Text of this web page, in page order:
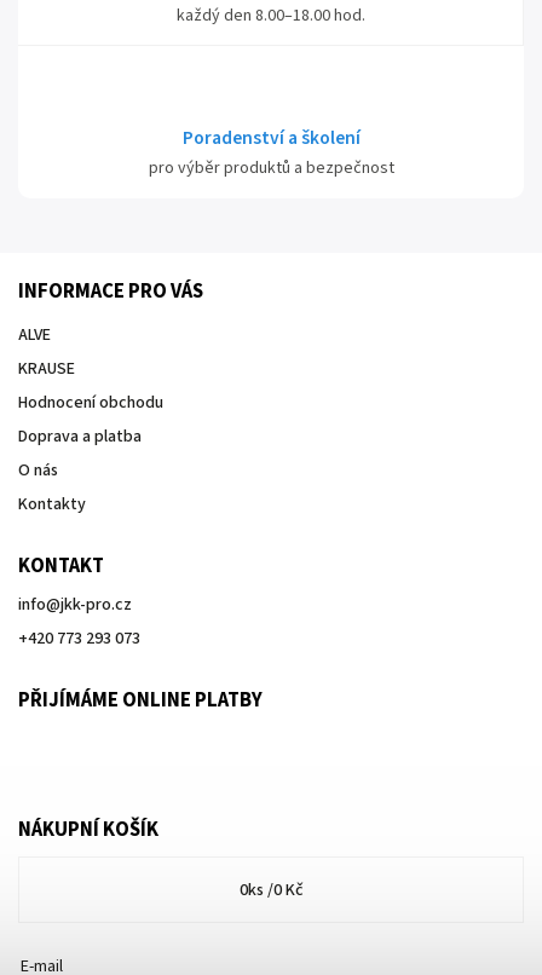
každý den 8.00–18.00 hod.
Poradenství a školení
pro výběr produktů a bezpečnost
INFORMACE PRO VÁS
ALVE
KRAUSE
Hodnocení obchodu
Doprava a platba
O nás
Kontakty
KONTAKT
info@jkk-pro.cz
+420 773 293 073
PŘIJÍMÁME ONLINE PLATBY
NÁKUPNÍ KOŠÍK
0ks /0 Kč
E-mail